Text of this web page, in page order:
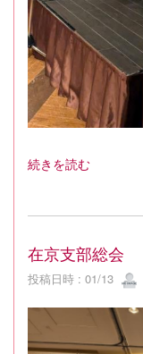
続きを読む
在京支部総会
投稿日時 : 01/13